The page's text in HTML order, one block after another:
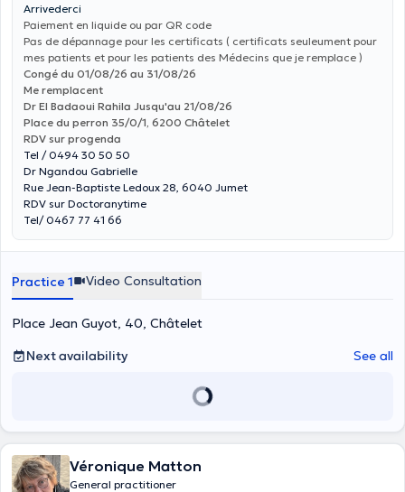
Arrivederci
Paiement en liquide ou par QR code
Pas de dépannage pour les certificats ( certificats seuleument pour
mes patients et pour les patients des Médecins que je remplace )
Congé du 01/08/26 au 31/08/26
Me remplacent
Dr El Badaoui Rahila Jusqu'au 21/08/26
Place du perron 35/0/1, 6200 Châtelet
RDV sur progenda
Tel / 0494 30 50 50
Dr Ngandou Gabrielle
Rue Jean-Baptiste Ledoux 28, 6040 Jumet
RDV sur Doctoranytime
Tel/ 0467 77 41 66
Practice 1 Video Consultation
Place Jean Guyot, 40, Châtelet
Next availability
See all
Véronique Matton
General practitioner